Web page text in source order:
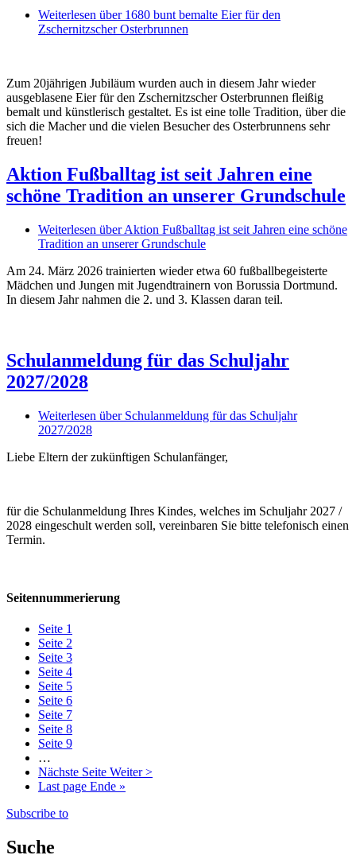
Weiterlesen über 1680 bunt bemalte Eier für den
Zschernitzscher Osterbrunnen
Zum 20jährigen Jubiläum wurden auch in diesem Jahr wieder
ausgeblasene Eier für den Zschernitzscher Osterbrunnen fleißig
bemalt und künstlerisch gestaltet. Es ist eine tolle Tradition, über die
sich die Macher und die vielen Besucher des Osterbrunnens sehr
freuen!
Aktion Fußballtag ist seit Jahren eine
schöne Tradition an unserer Grundschule
Weiterlesen über Aktion Fußballtag ist seit Jahren eine schöne
Tradition an unserer Grundschule
Am 24. März 2026 trainierten wieder etwa 60 fußballbegeisterte
Mädchen und Jungen mit Jugendtrainern von Borussia Dortmund.
In diesem Jahr nahmen die 2. und 3. Klassen daran teil.
Schulanmeldung für das Schuljahr
2027/2028
Weiterlesen über Schulanmeldung für das Schuljahr
2027/2028
Liebe Eltern der zukünftigen Schulanfänger,
für die Schulanmeldung Ihres Kindes, welches im Schuljahr 2027 /
2028 eingeschult werden soll, vereinbaren Sie bitte telefonisch einen
Termin.
Seitennummerierung
Seite 1
Seite 2
Seite 3
Seite 4
Seite 5
Seite 6
Seite 7
Seite 8
Seite 9
…
Nächste Seite Weiter >
Last page Ende »
Subscribe to
Suche